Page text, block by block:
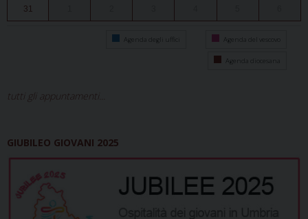
31
Agenda degli uffici Agenda del vescovo
Agenda diocesana
tutti gli appuntamenti...
GIUBILEO GIOVANI 2025